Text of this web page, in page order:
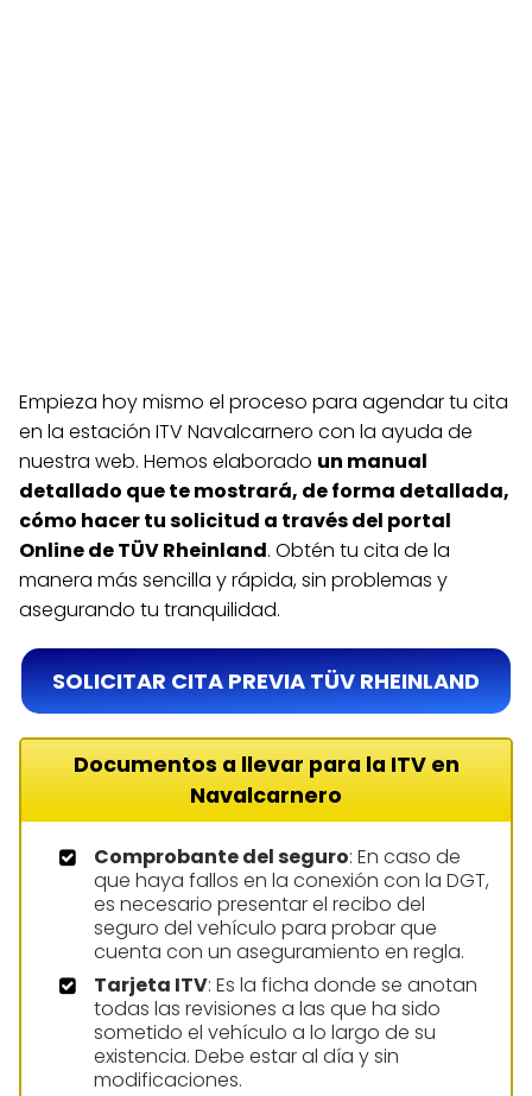
Empieza hoy mismo el proceso para agendar tu cita
en la estación ITV Navalcarnero con la ayuda de
nuestra web. Hemos elaborado un manual
detallado que te mostrará, de forma detallada,
cómo hacer tu solicitud a través del portal
Online de TÜV Rheinland. Obtén tu cita de la
manera más sencilla y rápida, sin problemas y
asegurando tu tranquilidad.
SOLICITAR CITA PREVIA TÜV RHEINLAND
Documentos a llevar para la ITV en
Navalcarnero
Comprobante del seguro: En caso de
que haya fallos en la conexión con la DGT,
es necesario presentar el recibo del
seguro del vehículo para probar que
cuenta con un aseguramiento en regla.
Tarjeta ITV: Es la ficha donde se anotan
todas las revisiones a las que ha sido
sometido el vehículo a lo largo de su
existencia. Debe estar al día y sin
modificaciones.